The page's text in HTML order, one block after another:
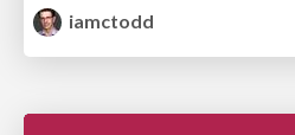
iamctodd